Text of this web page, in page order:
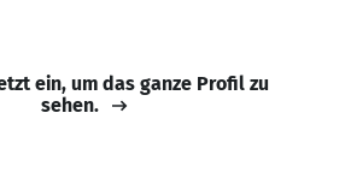
ein, um das ganze Profil zu
sehen.